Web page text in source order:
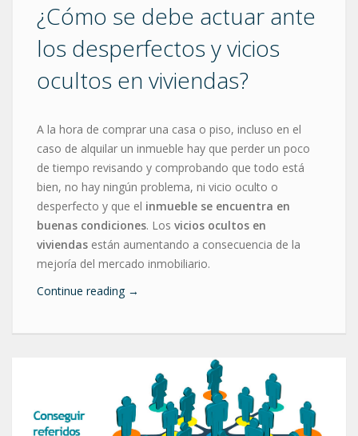
¿Cómo se debe actuar ante
los desperfectos y vicios
ocultos en viviendas?
A la hora de comprar una casa o piso, incluso en el
caso de alquilar un inmueble hay que perder un poco
de tiempo revisando y comprobando que todo está
bien, no hay ningún problema, ni vicio oculto o
desperfecto y que el inmueble se encuentra en
buenas condiciones. Los vicios ocultos en
viviendas están aumentando a consecuencia de la
mejoría del mercado inmobiliario.
Continue reading →